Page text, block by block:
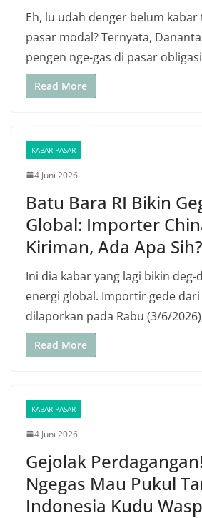
Eh, lu udah denger belum
pasar modal? Ternyata,
pengen nge-gas di pasar
Read More
KABAR PASAR
4 Juni 2026
Batu Bara RI Bikin
Global: Importer
Kiriman, Ada Apa Sih?
Ini dia kabar yang lagi bikin deg-
energi global. Importir gede dari
dilaporkan pada Rabu (3/6/
Read More
KABAR PASAR
4 Juni 2026
Gejolak
Ngegas Mau Pukul
Indonesia Kudu